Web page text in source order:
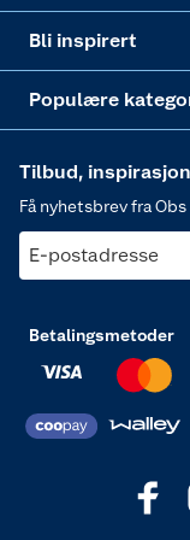
Bli inspirert
Populære
Tilbud,
Få nyhetsbrev fra Obs
E-postadresse
Betalingsmetoder